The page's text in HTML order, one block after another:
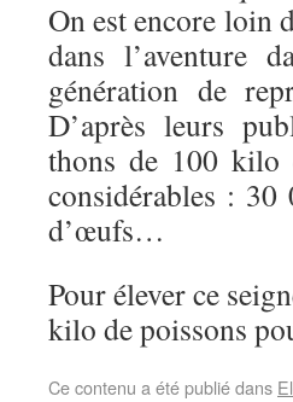
On est encore loin
dans l’aventure
génération de
D’après leurs
thons de 100 kilo
considérables :
d’œufs…
Pour élever ce
kilo de poissons
Ce contenu a été publié dans